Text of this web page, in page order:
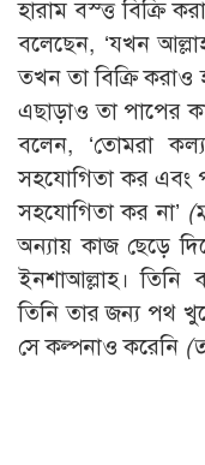
হারাম বস্ত্ত বিক্রি
বলেছেন, ‘যখন
তখন তা বিক্রি করাও
এছাড়াও তা পাপের
বলেন, ‘তোমরা
সহযোগিতা কর এবং
সহযোগিতা কর না’ (
অন্যায় কাজ ছেড়ে
ইনশাআল্লাহ। তিনি
তিনি তার জন্য পথ
সে কল্পনাও করেনি (